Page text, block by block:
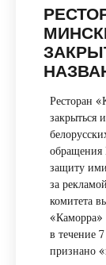
Ресторан
закрыться
обращения
защиту
за
комитета
«Каморра»
в течение
признано